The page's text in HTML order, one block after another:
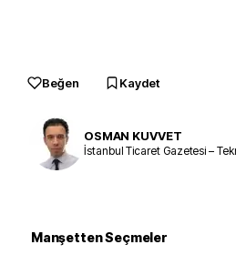
Beğen Kaydet
OSMAN KUVVET
İstanbul Ticaret Gazetesi –
Manşetten Seçmeler